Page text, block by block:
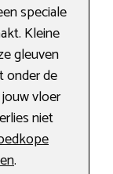
speciale
Kleine
gleuven
onder de
vloer
niet
.